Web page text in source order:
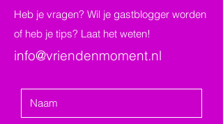
Heb je vragen? Wil je gastblogger worden
of heb je tips? Laat het weten!
info@vriendenmoment.nl